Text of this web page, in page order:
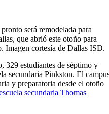
será remodelada para
que abrió este otoño para
Imagen cortesía de Dallas ISD.
329 estudiantes de séptimo y
secundaria Pinkston. El
y preparatoria desde el otoño
secundaria Thomas